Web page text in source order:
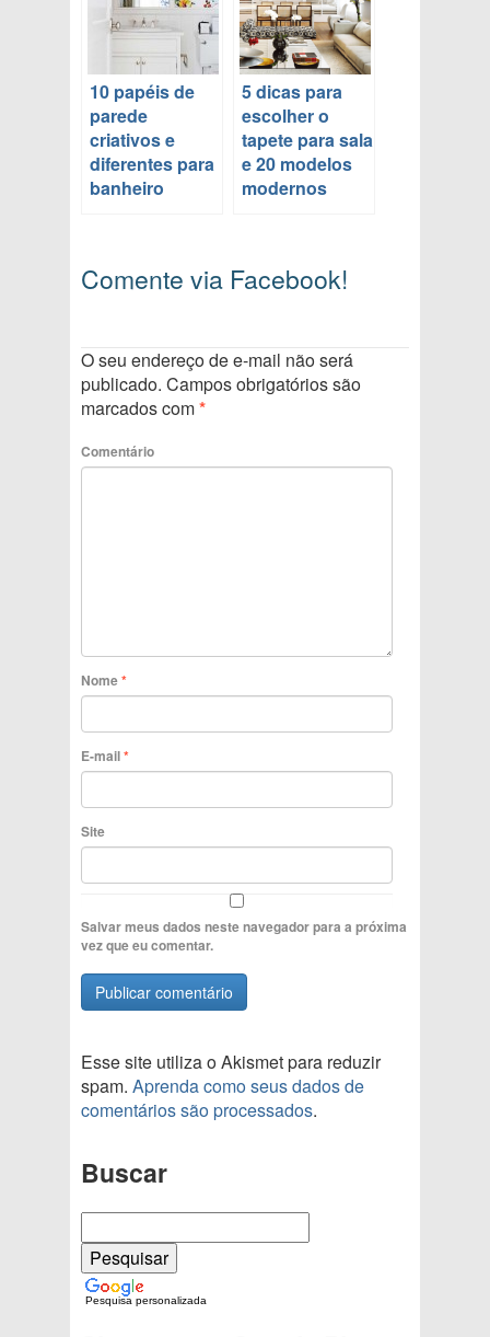
10 papéis de
parede
criativos e
diferentes para
banheiro
5 dicas para
escolher o
tapete para sala
e 20 modelos
modernos
Comente via Facebook!
O seu endereço de e-mail não será
publicado. Campos obrigatórios são
marcados com*
Comentário
Nome*
E-mail*
Site
Salvar meus dados neste navegador para a próxima
vez que eu comentar.
Esse site utiliza o Akismet para reduzir
spam. Aprenda como seus dados de
comentários são processados.
Buscar
Pesquisa personalizada